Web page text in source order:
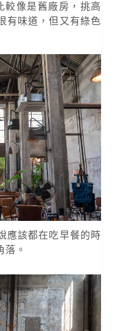
較像是舊廠房，挑高
有味道，但又有綠色
應該都在吃早餐的時
落。